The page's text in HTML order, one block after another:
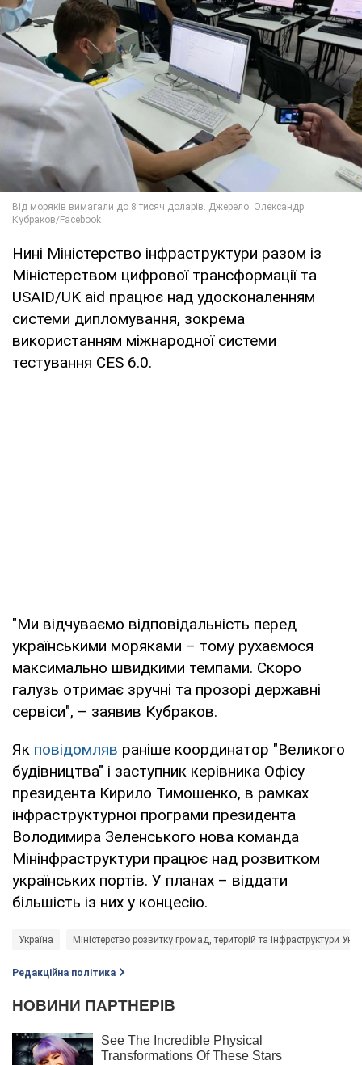
Нині Міністерство інфраструктури разом із
Міністерством цифрової трансформації та
USAID/UK aid працює над удосконаленням
системи дипломування, зокрема
використанням міжнародної системи
тестування CES 6.0.
"Ми відчуваємо відповідальність перед
українськими моряками – тому рухаємося
максимально швидкими темпами. Скоро
галузь отримає зручні та прозорі державні
сервіси", – заявив Кубраков.
Як повідомляв раніше координатор "Великого
будівництва" і заступник керівника Офісу
президента Кирило Тимошенко, в рамках
інфраструктурної програми президента
Володимира Зеленського нова команда
Мінінфраструктури працює над розвитком
українських портів. У планах – віддати
більшість із них у концесію.
Україна Міністерство розвитку громад, територій та інфраструктури
Редакційна політика